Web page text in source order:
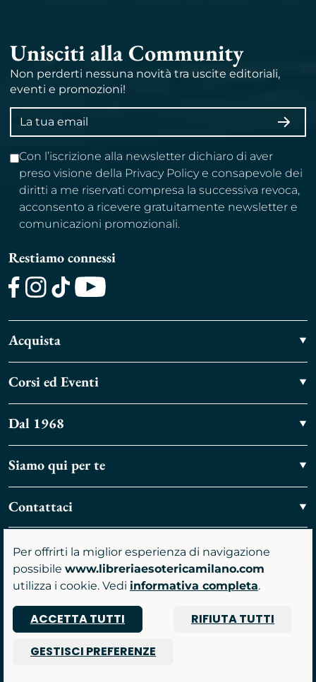
Unisciti alla Community
Non perderti nessuna novità tra uscite editoriali,
eventi e promozioni!
Indirizzo
email
Con l’iscrizione alla newsletter dichiaro di aver
preso visione della Privacy Policy e consapevole dei
diritti a me riservati compresa la successiva revoca,
acconsento a ricevere gratuitamente newsletter e
comunicazioni promozionali.
Restiamo connessi
Acquista
Corsi ed Eventi
Dal 1968
Siamo qui per te
Contattaci
Vieni a trovarci
P.IVA 07481590961
© 2026 Libreria Gruppo Anima srl
Per offrirti la miglior esperienza di navigazione
possibile www.libreriaesotericamilano.com
utilizza i cookie. Vedi informativa completa.
ACCETTA TUTTI
RIFIUTA TUTTI
GESTISCI PREFERENZE